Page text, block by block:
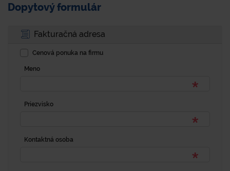
Dopytový formulár
Fakturačná adresa
Cenová ponuka na firmu
Meno
Priezvisko
Kontaktná osoba